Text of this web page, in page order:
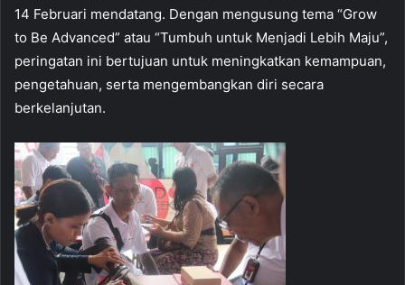
14 Februari mendatang. Dengan mengusung tema “Grow
to Be Advanced” atau “Tumbuh untuk Menjadi Lebih Maju”,
peringatan ini bertujuan untuk meningkatkan kemampuan,
pengetahuan, serta mengembangkan diri secara
berkelanjutan.